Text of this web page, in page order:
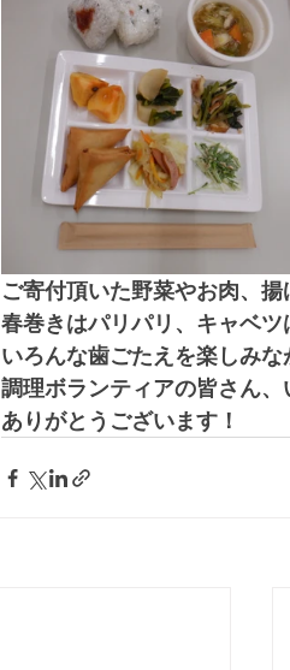
ご寄付頂いた野菜やお肉、揚
春巻きはパリパリ、キャベ
いろんな歯ごたえを楽しみな
調理ボランティアの皆さん
ありがとうございます！